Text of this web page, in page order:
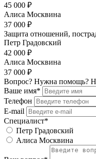
45 000 ₽
Алиса Москвина
37 000 ₽
Защита отношений,
Петр Градовский
42 000 ₽
Алиса Москвина
37 000 ₽
Вопрос? Нужна помощь?
Ваше имя*
Телефон
E-mail
Специалист*
Петр Градовский
Алиса Москвина